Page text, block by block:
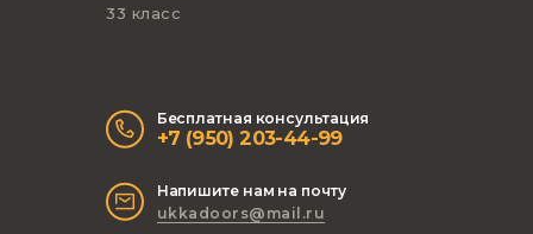
33 класс
Бесплатная консультация
+7 (950) 203-44-99
Напишите нам на почту
ukkadoors@mail.ru